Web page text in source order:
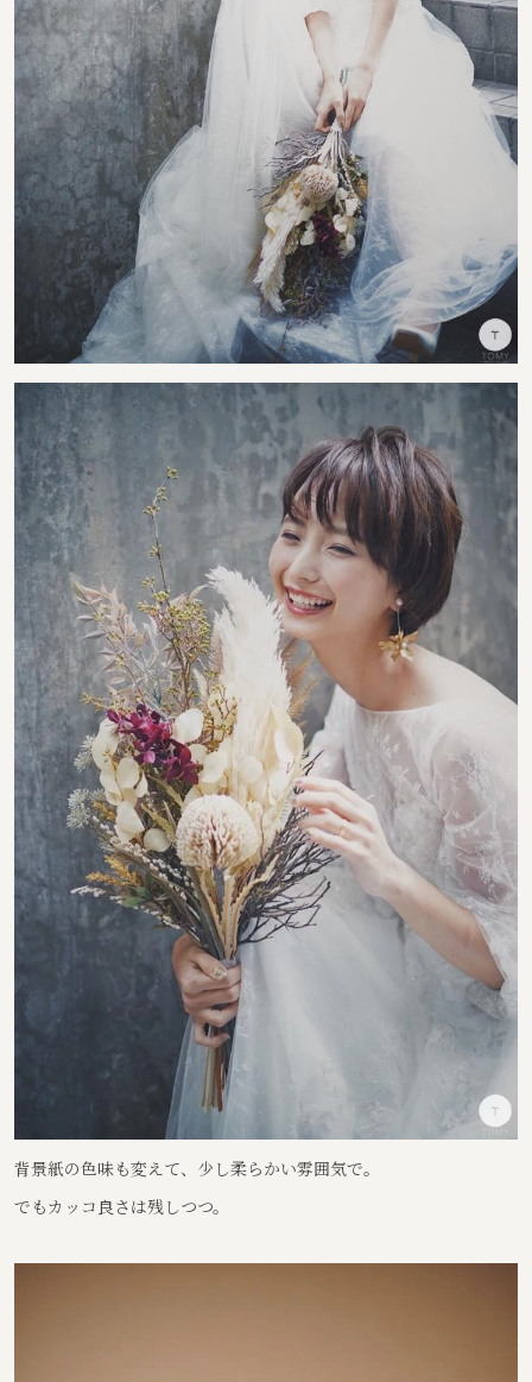
背景紙の色味も変えて、少し柔らかい雰囲気で。
でもカッコ良さは残しつつ。